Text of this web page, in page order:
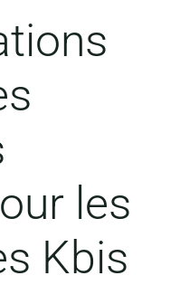
les
Kbis